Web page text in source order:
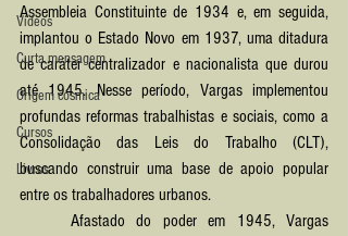
Vídeos
Curta mensagem
Origem cósmica
Cursos
Livros
Assembleia Constituinte de 1934 e, em seguida,
implantou o Estado Novo em 1937, uma ditadura
de caráter centralizador e nacionalista que durou
até 1945. Nesse período, Vargas implementou
profundas reformas trabalhistas e sociais, como a
Consolidação das Leis do Trabalho (CLT),
buscando construir uma base de apoio popular
entre os trabalhadores urbanos.